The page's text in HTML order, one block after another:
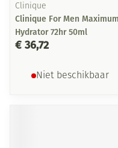
Clinique
Clinique For Men Maximum
Hydrator 72hr 50ml
€ 36,72
Niet beschikbaar